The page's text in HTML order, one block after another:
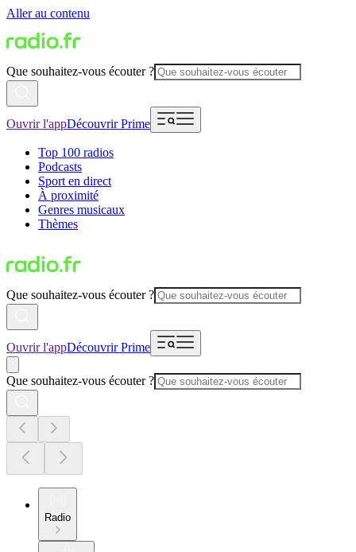
Aller au contenu
Que souhaitez-vous écouter ?
Ouvrir l'appDécouvrir Prime
Top 100 radios
Podcasts
Sport en direct
À proximité
Genres musicaux
Thèmes
Que souhaitez-vous écouter ?
Ouvrir l'appDécouvrir Prime
Que souhaitez-vous écouter ?
Radio